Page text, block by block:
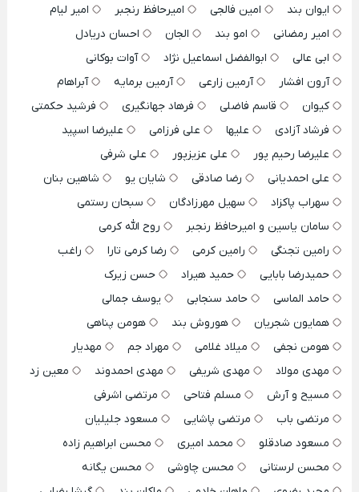
ایوان بند
امین فالجی امیرحافظ رنجبر
امیر لیام
امیر رمضانی
امو بند الجان
احسان دریادل
ابی عالی
ابوالفضل اسماعیل نژاد
آوات بوکانی
آرون افشار
آرمین زارعی آرمین برمایه
آبراهام
کیوان
قاسم فاضلی فرهاد جهانگیری
فرشید حکمتی
فرشاد آزادی
علیها علی فرزامی
علیرضا اسپید
علیرضا رحیم پور
علی عزیزپور
علی شرفی
علی احمدیانی
رضا صادقی شایان یو
شاهین بنان
سهراب پاکزاد
سهیل مهرزادگان
سبحان رستمی
سامان یاسین و امیرحافظ رنجبر
روح الله کرمی
رامین تجنگی
رامین کرمی رضا کرمی تارا
راغب
حمیدرضا بابایی
حمید هیراد
حسن زیرک
حامد الماسی
حامد سنجابی
یوسف جمالی
همایون شجریان
هوروش بند
هومن پناهی
هومن نجفی
میلاد غلامی مهراد جم
مهدیار
مهدی مولاد
مهدی شریفی مهدی احمدوند
معین زد
مسیح و آرش
مسلم فتاحی
مرتضی اشرفی
مرتضی باب
مرتضی پاشایی
مسعود جلیلیان
مسعود صادقلو
محمد امیری
محسن ابراهیم زاده
محسن لرستانی
محسن چاوشی
محسن یگانه